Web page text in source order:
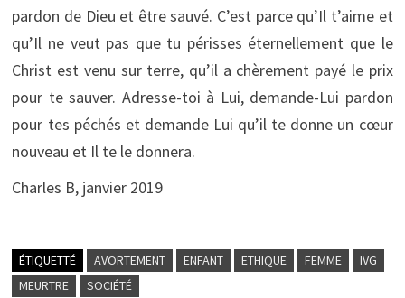
pardon de Dieu et être sauvé. C’est parce qu’Il t’aime et
qu’Il ne veut pas que tu périsses éternellement que le
Christ est venu sur terre, qu’il a chèrement payé le prix
pour te sauver. Adresse-toi à Lui, demande-Lui pardon
pour tes péchés et demande Lui qu’il te donne un cœur
nouveau et Il te le donnera.
Charles B, janvier 2019
ÉTIQUETTÉ AVORTEMENT ENFANT ETHIQUE FEMME
IVG
MEURTRE
SOCIÉTÉ